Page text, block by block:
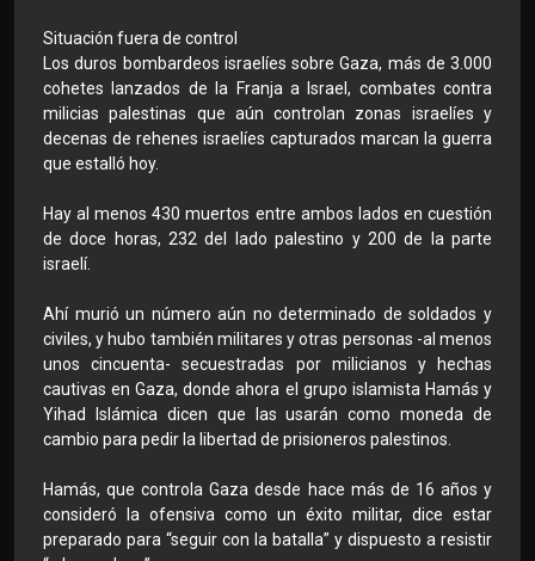
Situación fuera de control
Los duros bombardeos israelíes sobre Gaza, más de 3.000
cohetes lanzados de la Franja a Israel, combates contra
milicias palestinas que aún controlan zonas israelíes y
decenas de rehenes israelíes capturados marcan la guerra
que estalló hoy.
Hay al menos 430 muertos entre ambos lados en cuestión
de doce horas, 232 del lado palestino y 200 de la parte
israelí.
Ahí murió un número aún no determinado de soldados y
civiles, y hubo también militares y otras personas -al menos
unos cincuenta- secuestradas por milicianos y hechas
cautivas en Gaza, donde ahora el grupo islamista Hamás y
Yihad Islámica dicen que las usarán como moneda de
cambio para pedir la libertad de prisioneros palestinos.
Hamás, que controla Gaza desde hace más de 16 años y
consideró la ofensiva como un éxito militar, dice estar
preparado para “seguir con la batalla” y dispuesto a resistir